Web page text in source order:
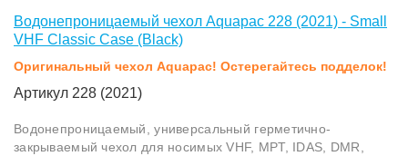
Водонепроницаемый чехол Aquapac 228 (2021) - Small
VHF Classic Case (Black)
Оригинальный чехол Aquapac! Остерегайтесь подделок!
Артикул 228 (2021)
Водонепроницаемый, универсальный герметично-
закрываемый чехол для носимых VHF, MPT, IDAS, DMR,